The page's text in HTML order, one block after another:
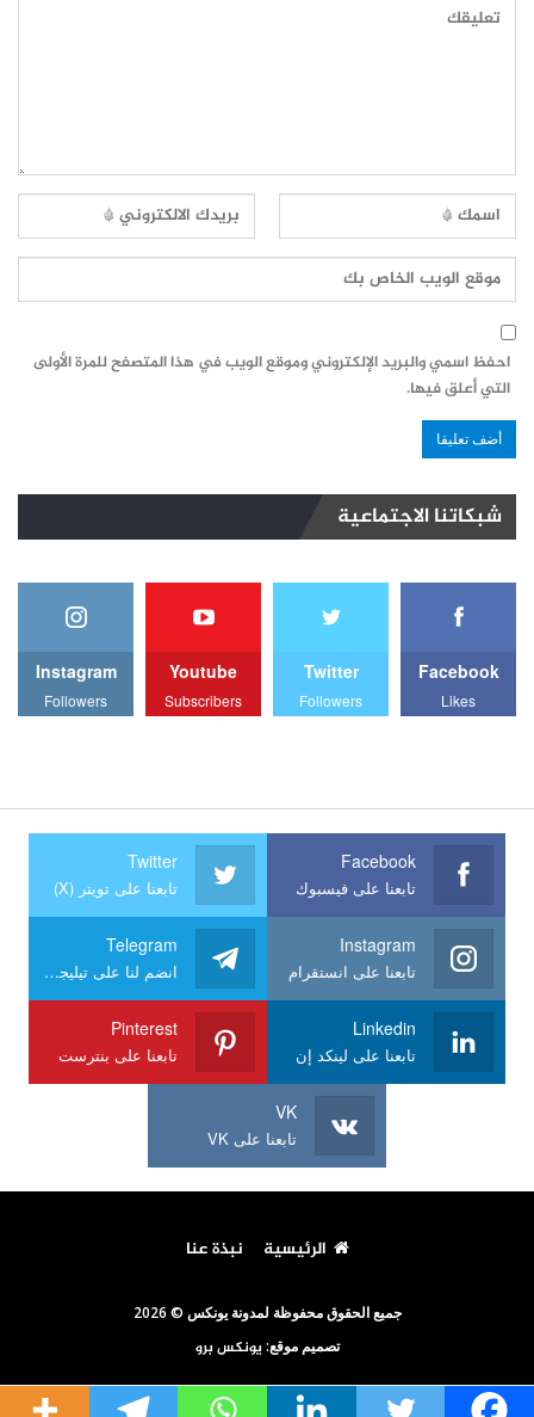
احفظ اسمي والبريد الإلكتروني وموقع الويب في هذا المتصفح للمرة الأولى
التي أعلق فيها.
شبكاتنا الاجتماعية
Facebook
Likes
Twitter
Followers
Youtube
Subscribers
Instagram
Followers
Facebook
تابعنا على فيسبوك
Twitter
تابعنا على تويتر (X)
Instagram
تابعنا على انستقرام
Telegram
انضم لنا على تيليجرام
Linkedin
تابعنا على لينكد إن
Pinterest
تابعنا على بنترست
VK
تابعنا على VK
الرئيسية نبذة عنا
جميع الحقوق محفوظة لمدونة يونكس © 2026
تصميم موقع: يونكس برو